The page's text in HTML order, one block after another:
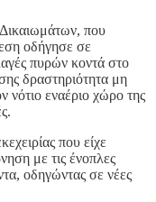
που
οδήγησε σε
πυρών κοντά στο
δραστηριότητα μη
εναέριο χώρο της
που είχε
με τις ένοπλες
οδηγώντας σε νέες